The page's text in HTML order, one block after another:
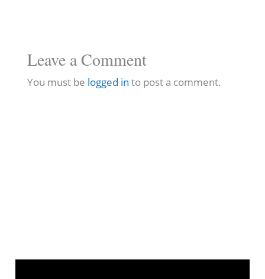
Leave a Comment
You must be logged in to post a comment.